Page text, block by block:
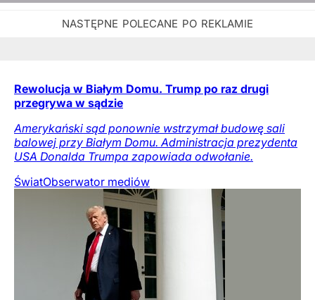
Rewolucja w Białym Domu. Trump po raz drugi
przegrywa w sądzie
Amerykański sąd ponownie wstrzymał budowę sali
balowej przy Białym Domu. Administracja prezydenta
USA Donalda Trumpa zapowiada odwołanie.
ŚwiatObserwator mediów